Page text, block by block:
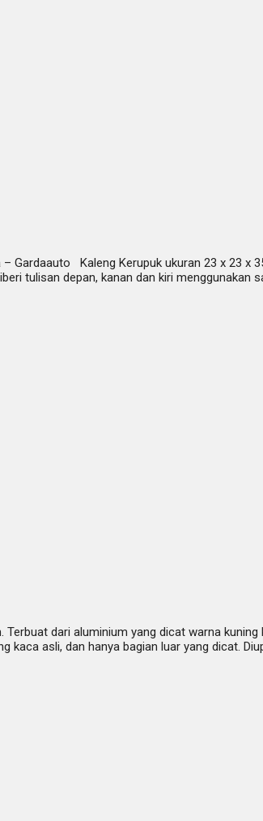
Gardaauto Kaleng Kerupuk ukuran 23 x 23 x
tulisan depan, kanan dan kiri menggunakan
dari aluminium yang dicat warna
asli, dan hanya bagian luar yang dicat.